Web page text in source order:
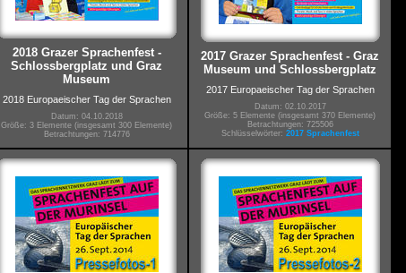
2018 Grazer Sprachenfest -
Schlossbergplatz und Graz
Museum
2018 Europaeischer Tag der Sprachen
Datum: 04.10.2018
Größe: 3 Elemente (insgesamt 300 Elemente)
Betrachtungen: 714776
2017 Grazer Sprachenfest - Graz
Museum und Schlossbergplatz
2017 Europaeischer Tag der Sprachen
Datum: 02.10.2017
Größe: 5 Elemente (insgesamt 370 Elemente)
Betrachtungen: 725506
Schlüsselwörter: 2017 Sprachenfest